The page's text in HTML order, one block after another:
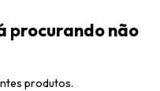
procurando não
produtos.